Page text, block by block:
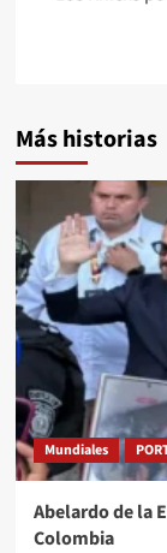
Más historias
Mundiales
Abelardo de la
Colombia